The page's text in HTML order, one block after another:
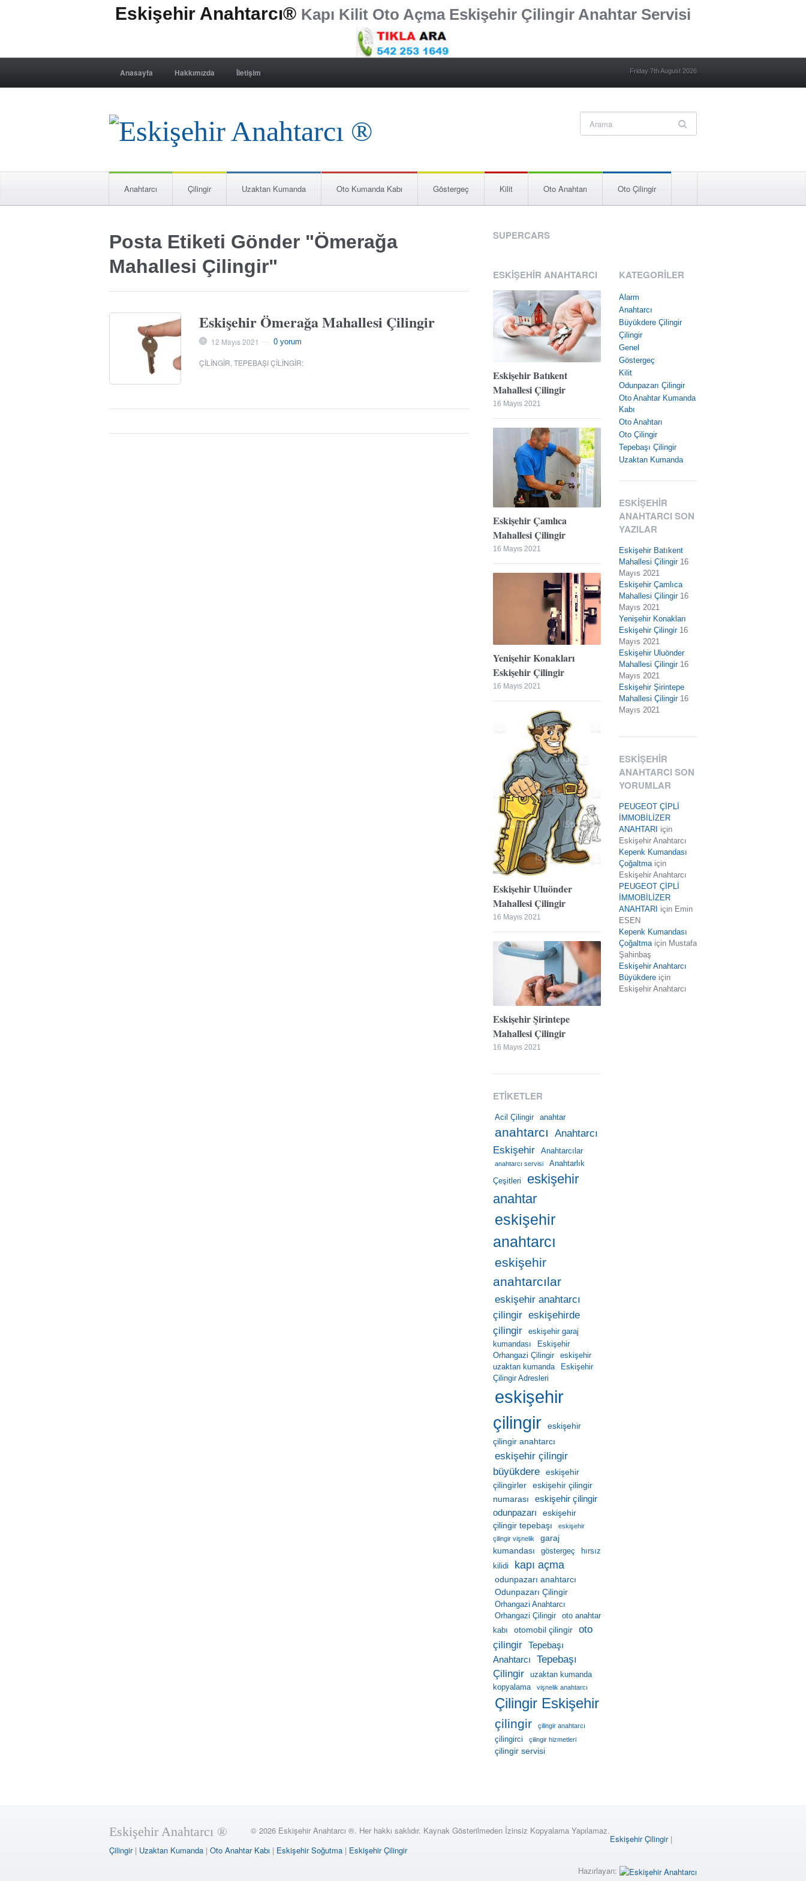
Eskişehir Anahtarcı® Kapı Kilit Oto Açma Eskişehir Çilingir Anahtar Servisi
Anasayfa Hakkımızda İletişim Friday 7th August 2026
Anahtarcı Çilingir Uzaktan Kumanda Oto Kumanda Kabı Göstergeç Kilit Oto Anahtarı Oto Çilingir
Posta Etiketi Gönder "Ömerağa
Mahallesi Çilingir"
Eskişehir Ömerağa Mahallesi Çilingir
12 Mayıs 2021 0 yorum
ÇILINGIR,TEPEBAŞI ÇILINGIR:
SUPERCARS
ESKIŞEHIR ANAHTARCI
Eskişehir Batıkent
Mahallesi Çilingir
16 Mayıs 2021
Eskişehir Çamlıca
Mahallesi Çilingir
16 Mayıs 2021
Yenişehir Konakları
Eskişehir Çilingir
16 Mayıs 2021
Eskişehir Uluönder
Mahallesi Çilingir
16 Mayıs 2021
Eskişehir Şirintepe
Mahallesi Çilingir
16 Mayıs 2021
ETIKETLER
Acil Çilingir anahtar
anahtarcı Anahtarcı
Eskişehir
Anahtarcılar
anahtarcı servisi Anahtarlık
Çeşitleri
eskişehir
anahtar
eskişehir
anahtarcı
eskişehir
anahtarcılar
eskişehir anahtarcı
çilingir eskişehirde
çilingir
eskişehir garaj
kumandası
Eskişehir
Orhangazi Çilingir
eskişehir
uzaktan kumanda
Eskişehir
Çilingir Adresleri
eskişehir
çilingir
eskişehir
çilingir anahtarcı
eskişehir çilingir
büyükdere
eskişehir
çilingirler
eskişehir çilingir
numarası
eskişehir çilingir
odunpazarı
eskişehir
çilingir tepebaşı
eskişehir
çilingir vişnelik
garaj
kumandası
göstergeç
hırsız
kilidi
kapı açma
odunpazarı anahtarcı
Odunpazarı Çilingir
Orhangazi Anahtarcı
Orhangazi Çilingir
oto anahtar
kabı
otomobil çilingir
oto
çilingir Tepebaşı
Anahtarcı
Tepebaşı
Çilingir
uzaktan kumanda
kopyalama
vişnelik anahtarcı
Çilingir Eskişehir
çilingir çilingir anahtarcı
çilingirci çilingir hizmetleri
çilingir servisi
KATEGORILER
Alarm
Anahtarcı
Büyükdere Çilingir
Çilingir
Genel
Göstergeç
Kilit
Odunpazarı Çilingir
Oto Anahtar Kumanda
Kabı
Oto Anahtarı
Oto Çilingir
Tepebaşı Çilingir
Uzaktan Kumanda
ESKIŞEHIR
ANAHTARCI SON
YAZILAR
Eskişehir Batıkent
Mahallesi Çilingir 16
Mayıs 2021
Eskişehir Çamlıca
Mahallesi Çilingir 16
Mayıs 2021
Yenişehir Konakları
Eskişehir Çilingir 16
Mayıs 2021
Eskişehir Uluönder
Mahallesi Çilingir 16
Mayıs 2021
Eskişehir Şirintepe
Mahallesi Çilingir 16
Mayıs 2021
ESKIŞEHIR
ANAHTARCI SON
YORUMLAR
PEUGEOT ÇİPLİ
İMMOBİLİZER
ANAHTARI için
Eskişehir Anahtarcı
Kepenk Kumandası
Çoğaltmaiçin
Eskişehir Anahtarcı
PEUGEOT ÇİPLİ
İMMOBİLİZER
ANAHTARI için Emin
ESEN
Kepenk Kumandası
Çoğaltmaiçin Mustafa
Şahinbaş
Eskişehir Anahtarcı
Büyükdere için
Eskişehir Anahtarcı
Eskişehir Anahtarcı ® © 2026 Eskişehir Anahtarcı ®. Her hakkı saklıdır. Kaynak Gösterilmeden İzinsiz Kopyalama Yapılamaz.
Eskişehir Çilingir|
Çilingir| Uzaktan Kumanda | Oto Anahtar Kabı | Eskişehir Soğutma | Eskişehir Çilingir
Hazırlayan: